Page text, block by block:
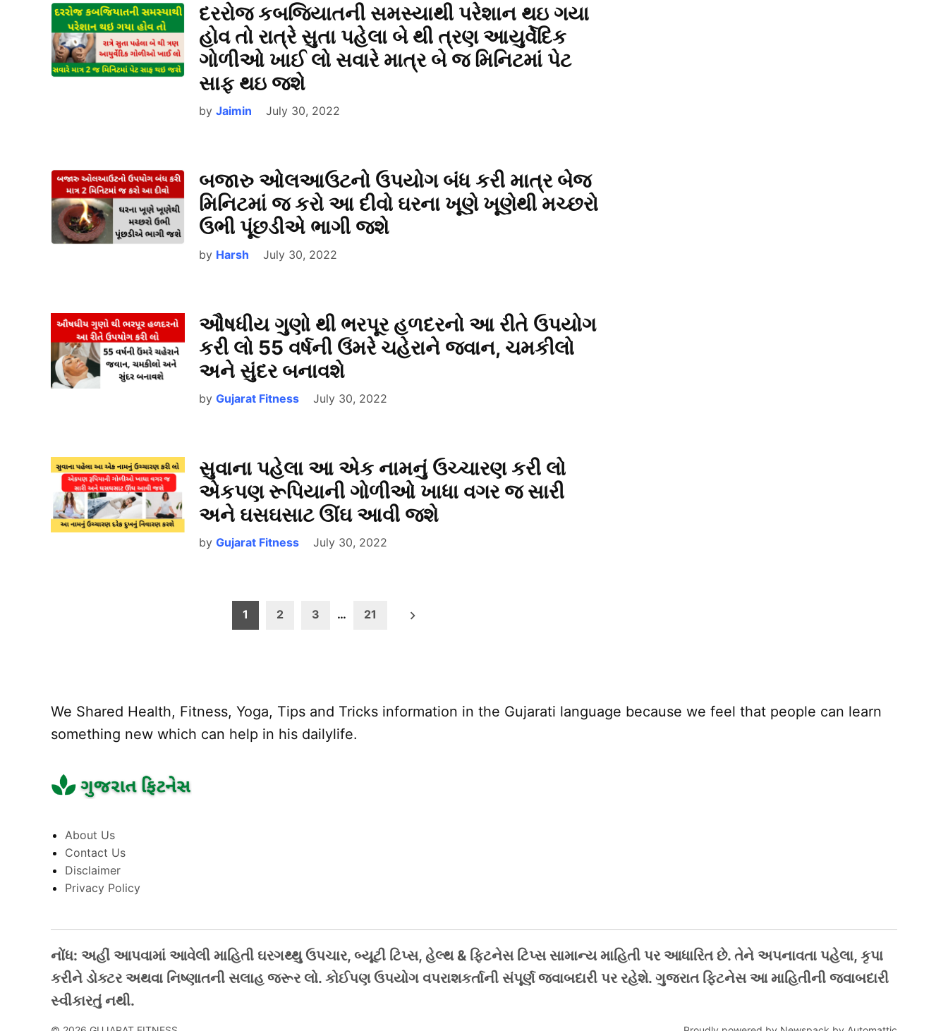
દરરોજ કબજિયાતની સમસ્યાથી પરેશાન થઇ ગયા
હોવ તો રાત્રે સુતા પહેલા બે થી ત્રણ આયુર્વેદિક
ગોળીઓ ખાઈ લો સવારે માત્ર બે જ મિનિટમાં પેટ
સાફ થઇ જશે
by Jaimin July 30, 2022
બજારુ ઓલઆઉટનો ઉપયોગ બંધ કરી માત્ર બેજ
મિનિટમાં જ કરો આ દીવો ઘરના ખૂણે ખૂણેથી મચ્છરો
ઉભી પૂંછડીએ ભાગી જશે
by Harsh July 30, 2022
ઔષધીય ગુણો થી ભરપૂર હળદરનો આ રીતે ઉપયોગ
કરી લો 55 વર્ષની ઉંમરે ચહેરાને જવાન, ચમકીલો
અને સુંદર બનાવશે
by Gujarat Fitness July 30, 2022
સુવાના પહેલા આ એક નામનું ઉચ્ચારણ કરી લો
એકપણ રૂપિયાની ગોળીઓ ખાધા વગર જ સારી
અને ઘસઘસાટ ઊંઘ આવી જશે
by Gujarat Fitness July 30, 2022
1 2 3 … 21
We Shared Health, Fitness, Yoga, Tips and Tricks information in the Gujarati language because we feel that people can learn
something new which can help in his dailylife.
About Us
Contact Us
Disclaimer
Privacy Policy
નોંધ: અહીં આપવામાં આવેલી માહિતી ઘરગથ્થુ ઉપચાર, બ્યૂટી ટિપ્સ, હેલ્થ & ફિટનેસ ટિપ્સ સામાન્ય માહિતી પર આધારિત છે. તેને અપનાવતા પહેલા, કૃપા
કરીને ડોક્ટર અથવા નિષ્ણાતની સલાહ જરૂર લો. કોઈપણ ઉપયોગ વપરાશકર્તાની સંપૂર્ણ જવાબદારી પર રહેશે. ગુજરાત ફિટનેસ આ માહિતીની જવાબદારી
સ્વીકારતું નથી.